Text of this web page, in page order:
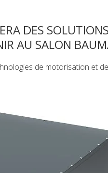
DES
AU SALON
de motorisation et